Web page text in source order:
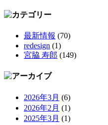
最新情報 (70)
redesign (1)
宮脇 寿郎 (149)
2026年3月 (6)
2026年2月 (1)
2025年3月 (1)